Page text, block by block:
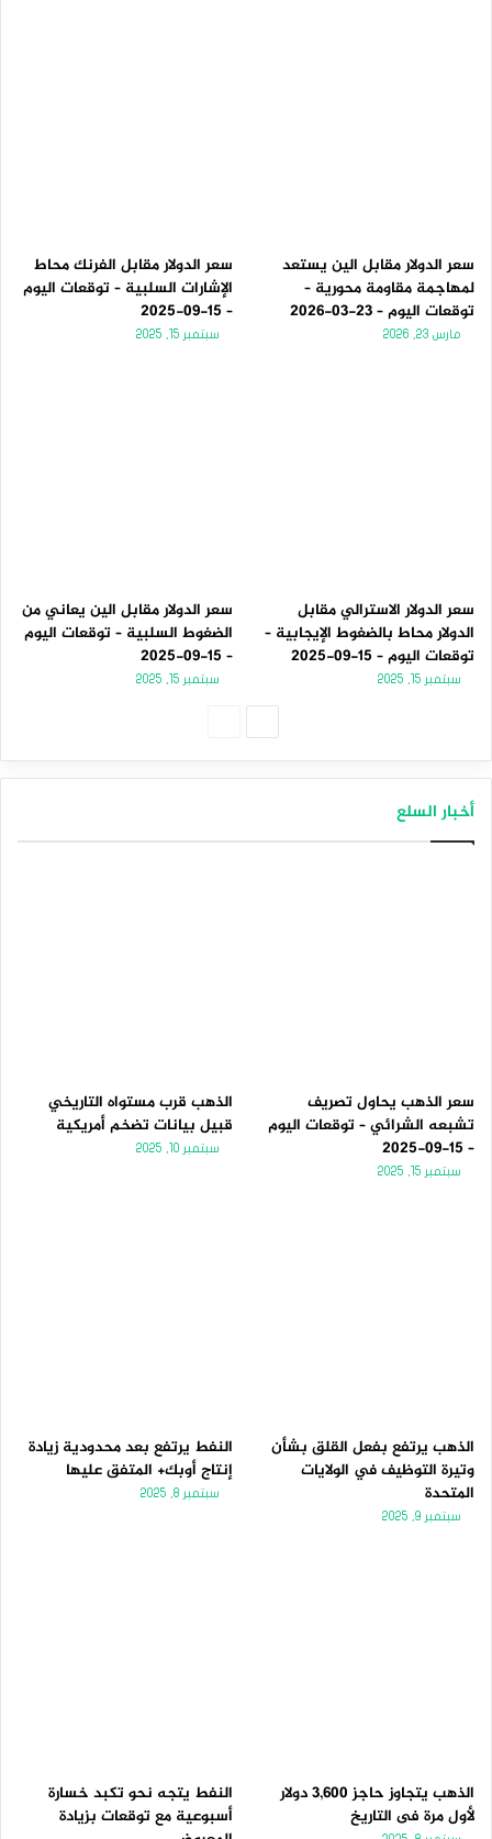
سعر الدولار مقابل الين يستعد
لمهاجمة مقاومة محورية –
توقعات اليوم – 23-03-2026
مارس 23, 2026
سعر الدولار مقابل الفرنك محاط
الإشارات السلبية – توقعات اليوم
– 15-09-2025
سبتمبر 15, 2025
سعر الدولار الاسترالي مقابل
الدولار محاط بالضغوط الإيجابية –
توقعات اليوم – 15-09-2025
سبتمبر 15, 2025
سعر الدولار مقابل الين يعاني من
الضغوط السلبية – توقعات اليوم
– 15-09-2025
سبتمبر 15, 2025
أخبار السلع
سعر الذهب يحاول تصريف
تشبعه الشرائي – توقعات اليوم
– 15-09-2025
سبتمبر 15, 2025
الذهب قرب مستواه التاريخي
قبيل بيانات تضخم أمريكية
سبتمبر 10, 2025
الذهب يرتفع بفعل القلق بشأن
وتيرة التوظيف في الولايات
المتحدة
سبتمبر 9, 2025
النفط يرتفع بعد محدودية زيادة
إنتاج أوبك+ المتفق عليها
سبتمبر 8, 2025
الذهب يتجاوز حاجز 3,600 دولار
لأول مرة فى التاريخ
النفط يتجه نحو تكبد خسارة
أسبوعية مع توقعات بزيادة